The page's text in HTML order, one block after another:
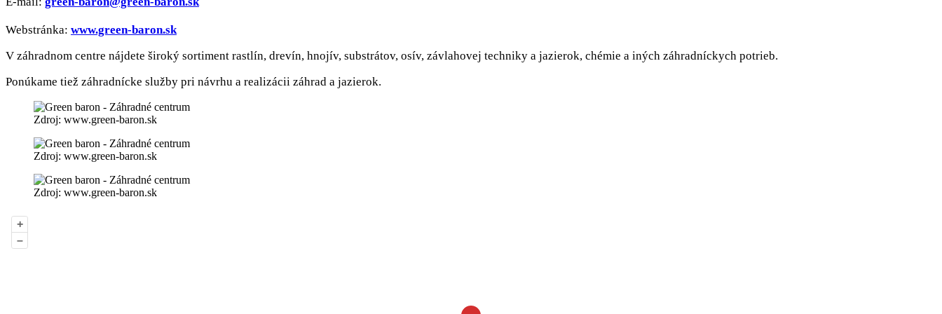
Webstránka: www.green-baron.sk
V záhradnom centre nájdete široký sortiment rastlín, drevín, hnojív, substrátov, osív, závlahovej techniky a jazierok, chémie a iných záhradníckych potrieb.
Ponúkame tiež záhradnícke služby pri návrhu a realizácii záhrad a jazierok.
Zdroj: www.green-baron.sk
Zdroj: www.green-baron.sk
Zdroj: www.green-baron.sk
+
–